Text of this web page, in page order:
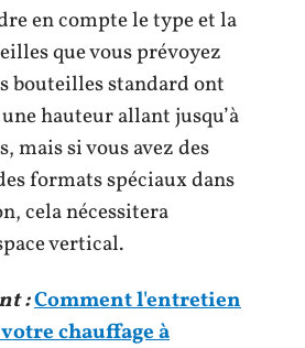
en compte le type et la
que vous prévoyez
bouteilles standard ont
hauteur allant jusqu’à
mais si vous avez des
formats spéciaux dans
cela nécessitera
vertical.
:Comment l'entretien
chauffage à